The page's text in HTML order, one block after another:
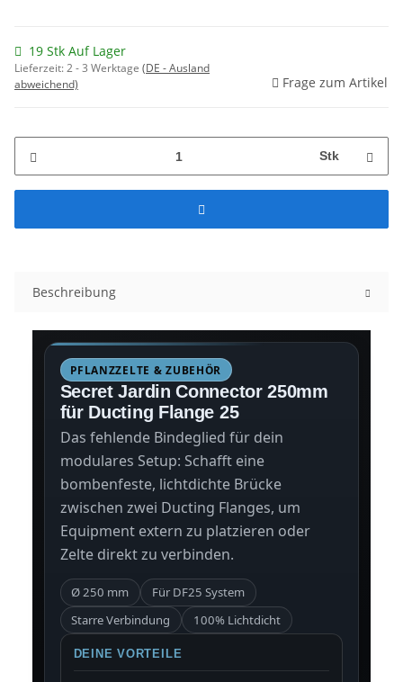
19 Stk Auf Lager
Lieferzeit:2 - 3 Werktage (DE - Ausland
abweichend)
Frage zum Artikel
Stk
Beschreibung
PFLANZZELTE & ZUBEHÖR
Secret Jardin Connector 250mm
für Ducting Flange 25
Das fehlende Bindeglied für dein
modulares Setup: Schafft eine
bombenfeste, lichtdichte Brücke
zwischen zwei Ducting Flanges, um
Equipment extern zu platzieren oder
Zelte direkt zu verbinden.
Ø 250 mm
Für DF25 System
Starre Verbindung
100% Lichtdicht
DEINE VORTEILE